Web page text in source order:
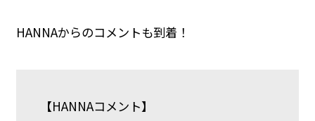
HANNAからのコメントも到着！
【HANNAコメント】